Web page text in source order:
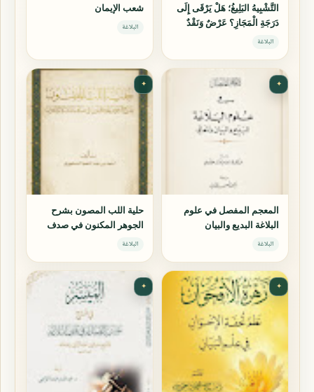
التَّشْبِيهُ البَلِيغُ؛ هَلْ يَرْقَى إِلَى
دَرَجَةِ الْمَجَازِ؟ عَرْضٌ وَنَقْدٌ
البلاغة
شعب الإيمان
البلاغة
✦
المعجم المفصل في علوم
البلاغة البديع والبيان
والمعاني
البلاغة
✦
حلية اللب المصون بشرح
الجوهر المكنون في صدف
الثلاثة الفنون
البلاغة
✦
✦